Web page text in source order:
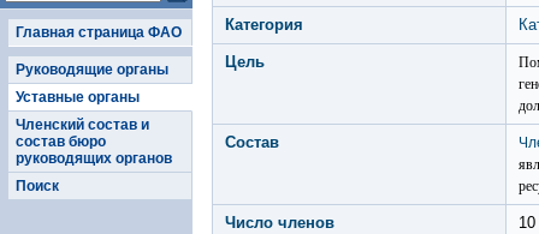
Главная страница ФАО
Руководящие органы
Уставные органы
Членский состав и
состав бюро
руководящих органов
Поиск
Категория
Цель
Состав
Число членов 10